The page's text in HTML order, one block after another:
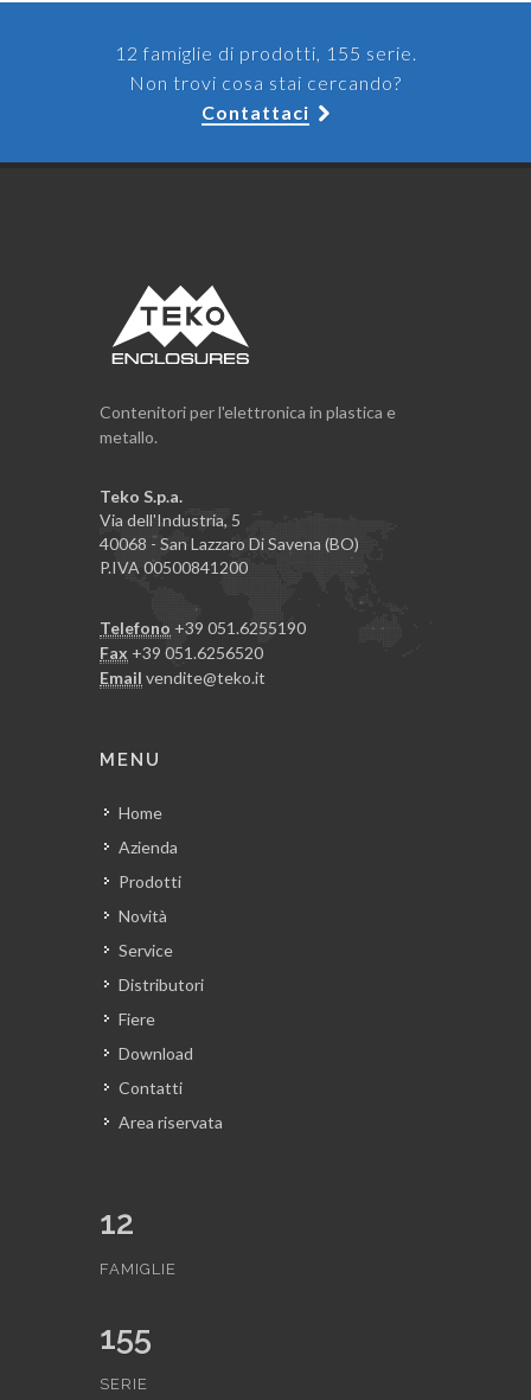
12 famiglie di prodotti, 155 serie.
Non trovi cosa stai cercando?
Contattaci
Contenitori per l'elettronica in plastica e
metallo.
Teko S.p.a.
Via dell'Industria, 5
40068 - San Lazzaro Di Savena (BO)
P.IVA 00500841200
Telefono +39 051.6255190
Fax +39 051.6256520
Email vendite@teko.it
MENU
Home
Azienda
Prodotti
Novità
Service
Distributori
Fiere
Download
Contatti
Area riservata
12
FAMIGLIE
155
SERIE